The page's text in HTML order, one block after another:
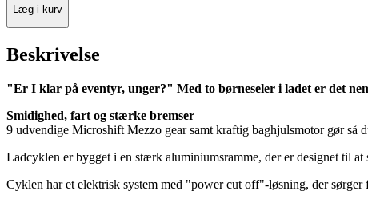
Læg i kurv
Beskrivelse
"Er I klar på eventyr, unger?" Med to børneseler i ladet er det
Smidighed, fart og stærke bremser
9 udvendige Microshift Mezzo gear samt kraftig baghjulsmotor gør så
Ladcyklen er bygget i en stærk aluminiumsramme, der er designet til
Cyklen har et elektrisk system med "power cut off"-løsning, der